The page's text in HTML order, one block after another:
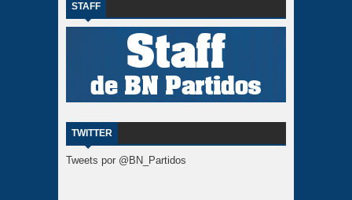
STAFF
TWITTER
Tweets por @BN_Partidos